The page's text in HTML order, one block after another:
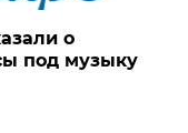
о
под музыку